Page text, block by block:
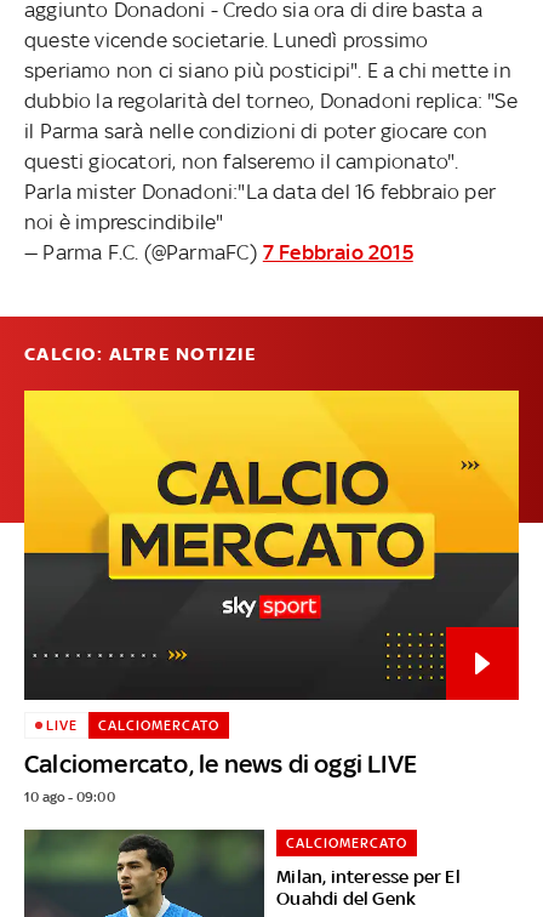
aggiunto Donadoni - Credo sia ora di dire basta a
queste vicende societarie. Lunedì prossimo
speriamo non ci siano più posticipi". E a chi mette in
dubbio la regolarità del torneo, Donadoni replica: "Se
il Parma sarà nelle condizioni di poter giocare con
questi giocatori, non falseremo il campionato".
Parla mister Donadoni:"La data del 16 febbraio per
noi è imprescindibile"
— Parma F.C. (@ParmaFC) 7 Febbraio 2015
CALCIO: ALTRE NOTIZIE
Calciomercato, le news di oggi LIVE
LIVE CALCIOMERCATO
10 ago - 09:00
Milan, interesse per El
Ouahdi del Genk
CALCIOMERCATO